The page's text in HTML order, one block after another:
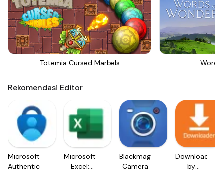
Totemia Cursed Marbels
Rekomendasi Editor
Microsoft
Authenticator
Microsoft
Excel:
Blackmagic
Camera
Downloader
by